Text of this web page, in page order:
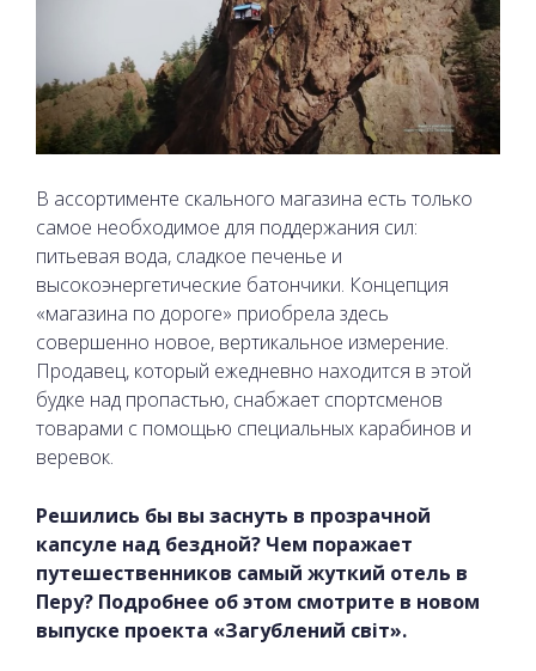
В ассортименте скального магазина есть только
самое необходимое для поддержания сил:
питьевая вода, сладкое печенье и
высокоэнергетические батончики. Концепция
«магазина по дороге» приобрела здесь
совершенно новое, вертикальное измерение.
Продавец, который ежедневно находится в этой
будке над пропастью, снабжает спортсменов
товарами с помощью специальных карабинов и
веревок.
Решились бы вы заснуть в прозрачной
капсуле над бездной? Чем поражает
путешественников самый жуткий отель в
Перу? Подробнее об этом смотрите в новом
выпуске проекта «Загублений світ».